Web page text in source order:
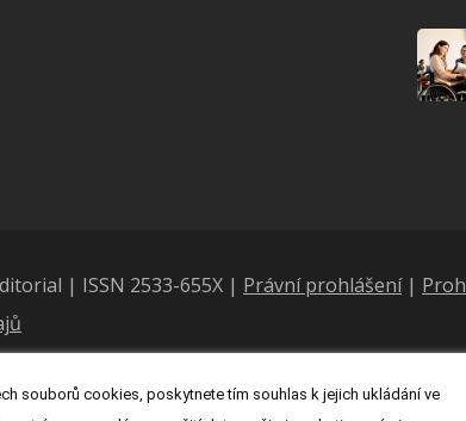
| ISSN 2533-655X | Právní prohlášení|
souborů cookies, poskytnete tím souhlas k jejich ukládání ve